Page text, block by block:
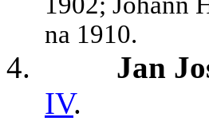
na 1910.
4.
Jan
IV.